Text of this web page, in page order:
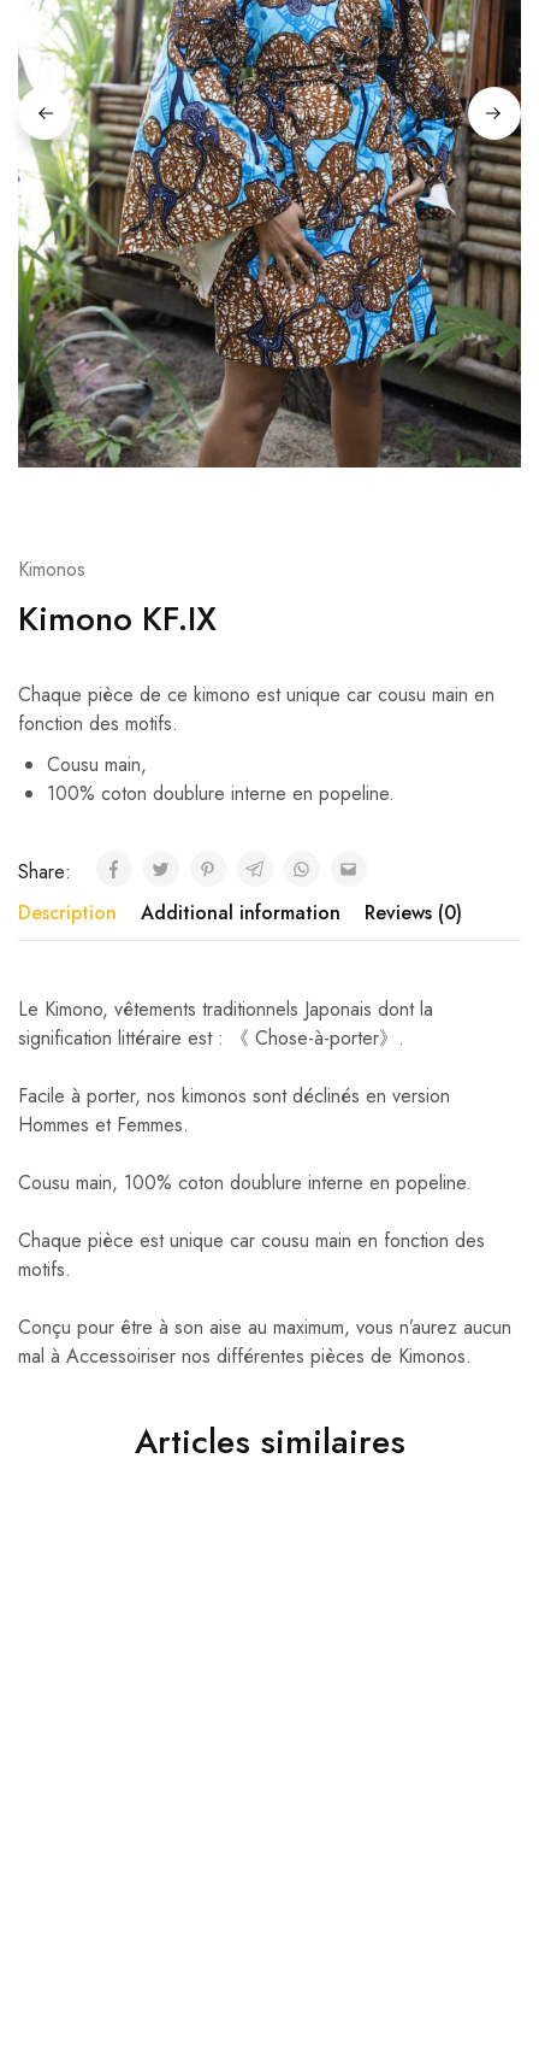
Kimonos
Kimono KF.IX
Chaque pièce de ce kimono est unique car cousu main en
fonction des motifs.
Cousu main,
100% coton doublure interne en popeline.
Share:
Description
Additional information Reviews (0)
Le Kimono, vêtements traditionnels Japonais dont la
signification littéraire est : 《 Chose-à-porter》.
Facile à porter, nos kimonos sont déclinés en version
Hommes et Femmes.
Cousu main, 100% coton doublure interne en popeline.
Chaque pièce est unique car cousu main en fonction des
motifs.
Conçu pour être à son aise au maximum, vous n’aurez aucun
mal à Accessoiriser nos différentes pièces de Kimonos.
Articles similaires